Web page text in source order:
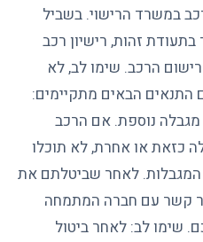
במשרד הרישוי. בשביל
זהות, רישיון רכב
הרכב. שימו לב, לא
התנאים הבאים מתקיימים:
מגבלה נוספת. אם הרכב
כזאת או אחרת, לא תוכלו
לאחר שביטלתם את
קשר עם חברה המתמחה
שימו לב: לאחר ביטול